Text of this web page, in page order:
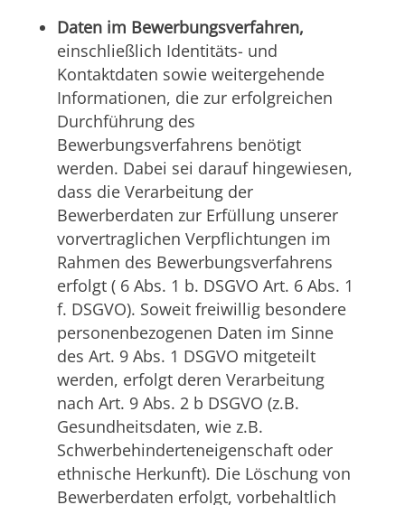
Daten im Bewerbungsverfahren,
einschließlich Identitäts- und
Kontaktdaten sowie weitergehende
Informationen, die zur erfolgreichen
Durchführung des
Bewerbungsverfahrens benötigt
werden. Dabei sei darauf hingewiesen,
dass die Verarbeitung der
Bewerberdaten zur Erfüllung unserer
vorvertraglichen Verpflichtungen im
Rahmen des Bewerbungsverfahrens
erfolgt ( 6 Abs. 1 b. DSGVO Art. 6 Abs. 1
f. DSGVO). Soweit freiwillig besondere
personenbezogenen Daten im Sinne
des Art. 9 Abs. 1 DSGVO mitgeteilt
werden, erfolgt deren Verarbeitung
nach Art. 9 Abs. 2 b DSGVO (z.B.
Gesundheitsdaten, wie z.B.
Schwerbehinderteneigenschaft oder
ethnische Herkunft). Die Löschung von
Bewerberdaten erfolgt, vorbehaltlich